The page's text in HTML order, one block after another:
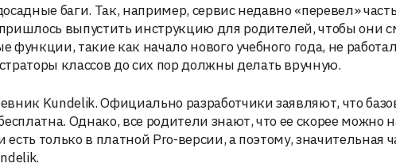
баги. Так, например, сервис недавно «перевел»
выпустить инструкцию для родителей, чтобы они
функции, такие как начало нового учебного года, не
классов до сих пор должны делать вручную.
Kundelik. Официально разработчики заявляют, что
Однако, все родители знают, что ее скорее можно
только в платной Pro-версии, а поэтому, значительная